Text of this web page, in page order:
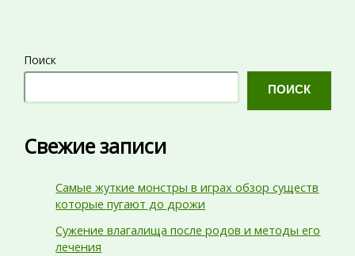
Поиск
ПОИСК
Свежие записи
Самые жуткие монстры в играх обзор существ
которые пугают до дрожи
Сужение влагалища после родов и методы его
лечения